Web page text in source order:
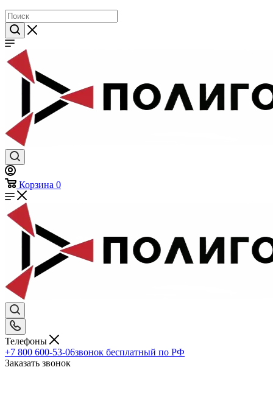
Корзина 0
Телефоны
+7 800 600-53-06звонок бесплатный по РФ
Заказать звонок